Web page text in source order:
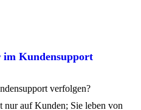
Kundensupport
verfolgen?
nur auf Kunden; Sie leben von